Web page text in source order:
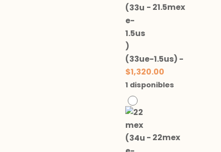
- 21.5mex
(33ue-1.5us) -
$1,320.00
1 disponibles
- 22mex